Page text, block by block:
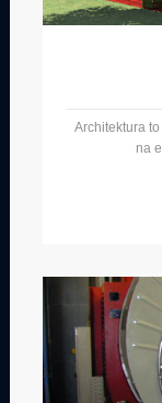
Architektura
na